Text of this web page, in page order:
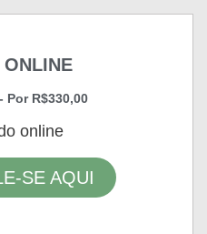
ONLINE
- Por R$330,00
online
SE AQUI